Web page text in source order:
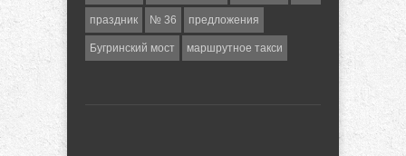
праздник № 36 предложения
Бугринский мост маршрутное такси